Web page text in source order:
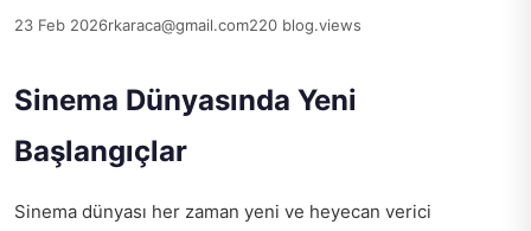
23 Feb 2026rkaraca@gmail.com220 blog.views
Sinema Dünyasında Yeni
Başlangıçlar
Sinema dünyası her zaman yeni ve heyecan verici